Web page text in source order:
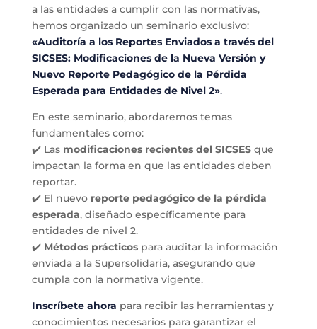
a las entidades a cumplir con las normativas,
hemos organizado un seminario exclusivo:
«Auditoría a los Reportes Enviados a través del
SICSES: Modificaciones de la Nueva Versión y
Nuevo Reporte Pedagógico de la Pérdida
Esperada para Entidades de Nivel 2».
En este seminario, abordaremos temas
fundamentales como:
✔️ Las modificaciones recientes del SICSESque
impactan la forma en que las entidades deben
reportar.
✔️ El nuevo reporte pedagógico de la pérdida
esperada, diseñado específicamente para
entidades de nivel 2.
✔️ Métodos prácticospara auditar la información
enviada a la Supersolidaria, asegurando que
cumpla con la normativa vigente.
Inscríbete ahora para recibir las herramientas y
conocimientos necesarios para garantizar el